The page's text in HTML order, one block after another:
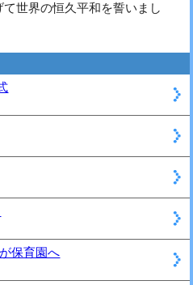
世界の恒久平和を誓いまし
保育園へ